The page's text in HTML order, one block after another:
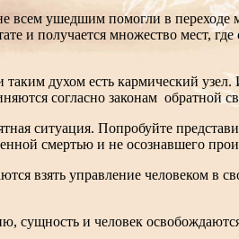
всем ушедшим помогли в
и получается множество мест,
духом есть кармический
согласно законам обратной
ситуация. Попробуйте
смертью и не осознавшего
взять управление человеком в
сущность и человек